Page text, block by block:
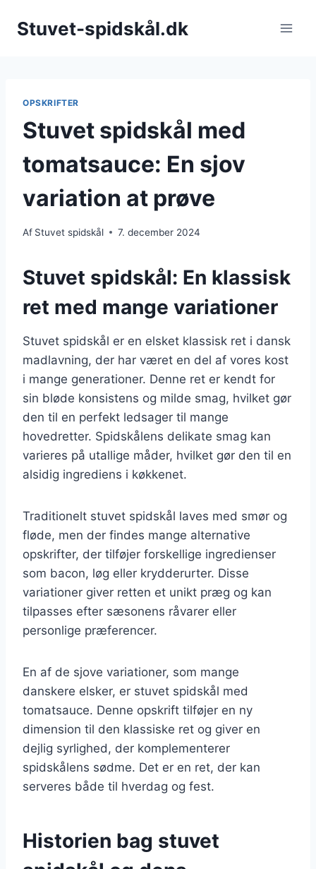
Stuvet-spidskål.dk
OPSKRIFTER
Stuvet spidskål med
tomatsauce: En sjov
variation at prøve
Af Stuvet spidskål 7. december 2024
Stuvet spidskål: En klassisk
ret med mange variationer
Stuvet spidskål er en elsket klassisk ret i dansk
madlavning, der har været en del af vores kost
i mange generationer. Denne ret er kendt for
sin bløde konsistens og milde smag, hvilket gør
den til en perfekt ledsager til mange
hovedretter. Spidskålens delikate smag kan
varieres på utallige måder, hvilket gør den til en
alsidig ingrediens i køkkenet.
Traditionelt stuvet spidskål laves med smør og
fløde, men der findes mange alternative
opskrifter, der tilføjer forskellige ingredienser
som bacon, løg eller krydderurter. Disse
variationer giver retten et unikt præg og kan
tilpasses efter sæsonens råvarer eller
personlige præferencer.
En af de sjove variationer, som mange
danskere elsker, er stuvet spidskål med
tomatsauce. Denne opskrift tilføjer en ny
dimension til den klassiske ret og giver en
dejlig syrlighed, der komplementerer
spidskålens sødme. Det er en ret, der kan
serveres både til hverdag og fest.
Historien bag stuvet